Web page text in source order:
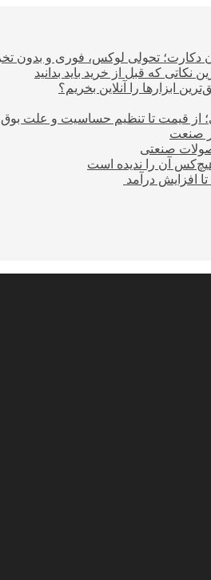
دکارت؛ تحولی لوکس، فوری و بدون
که قبل از خرید باید بدانید
ابزارها را آنلاین بخریم؟
از قیمت تا تنظیم حساسیت و علت
صنعت
صنعتی
آن را ندیده است